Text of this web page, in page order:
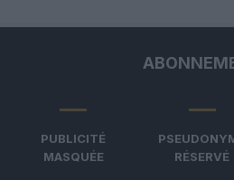
PUBLICITÉ
MASQUÉE
RÉSERVÉ